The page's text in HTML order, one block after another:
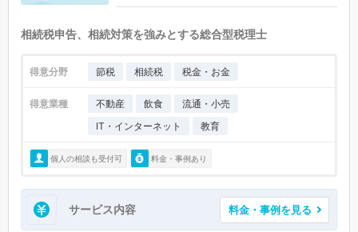
相続税申告、相続対策を強みとする総合型税理士
得意分野 節税 相続税 税金・お金
得意業種 不動産 飲食
流通・小売
IT・インターネット
教育
個人の相談も受付可 料金・事例あり
サービス内容 料金・事例を見る